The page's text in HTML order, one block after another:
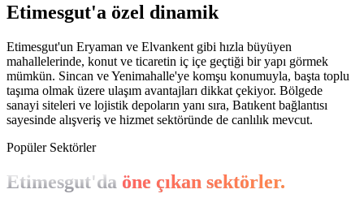
Etimesgut'a özel dinamik
Etimesgut'un Eryaman ve Elvankent gibi hızla büyüyen
mahallelerinde, konut ve ticaretin iç içe geçtiği bir yapı görmek
mümkün. Sincan ve Yenimahalle'ye komşu konumuyla, başta toplu
taşıma olmak üzere ulaşım avantajları dikkat çekiyor. Bölgede
sanayi siteleri ve lojistik depoların yanı sıra, Batıkent bağlantısı
sayesinde alışveriş ve hizmet sektöründe de canlılık mevcut.
Popüler Sektörler
Etimesgut'da öne çıkan sektörler.